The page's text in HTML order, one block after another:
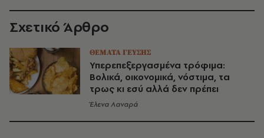
Σχετικό Άρθρο
ΘΕΜΑΤΑ ΓΕΥΣΗΣ
Υπερεπεξεργασμένα τρόφιμα:
Βολικά, οικονομικά, νόστιμα, τα
τρως κι εσύ αλλά δεν πρέπει
Έλενα Λαναρά